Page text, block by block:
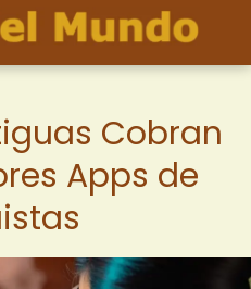
Cobran
Apps de